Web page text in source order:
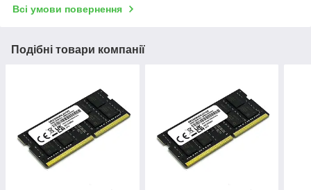
Всі умови повернення
Подібні товари компанії